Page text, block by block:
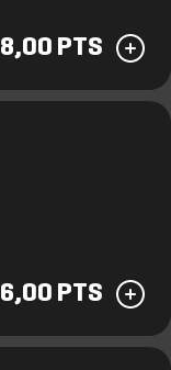
8,00 PTS
6,00 PTS